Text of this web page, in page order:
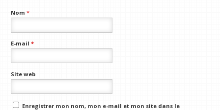
Nom*
E-mail*
Site web
Enregistrer mon nom, mon e-mail et mon site dans le